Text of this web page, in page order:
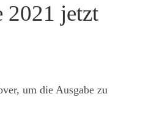
2021 jetzt
um die Ausgabe zu